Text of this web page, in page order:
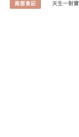
南部食記 天生一對寶